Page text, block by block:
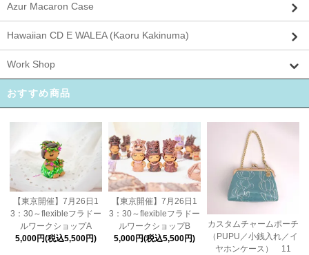
Azur Macaron Case
Hawaiian CD E WALEA (Kaoru Kakinuma)
Work Shop
おすすめ商品
【東京開催】7月26日1
3：30～flexibleフラドー
ルワークショップA
5,000円(税込5,500円)
【東京開催】7月26日1
3：30～flexibleフラドー
ルワークショップB
5,000円(税込5,500円)
カスタムチャームポーチ
（PUPU／小銭入れ／イ
ヤホンケース） 11